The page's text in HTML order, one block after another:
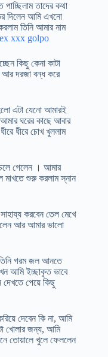
তাদের কথা
দিলেন আমি এখনো
তিনি আমার নাম
xxx golpo
কিছু কেনা কাটা
আর দরজা বন্ধ করে
এটা যেনো আমারই
ঘরের কাছে আবার
ধীরে চোখ খুললাম
গেলেন । আমার
মাখতে শুরু করলাম স্নান
করবেন তেল মেখে
আর আমার ভালো
তিনি গরম জল আনতে
আমি ইচ্ছাকৃত ভাবে
পেয়ে কিছু
দেবেন কি না, আমি
খোলার জন্য, আমি
তোয়ালে খুলে ফেললেন